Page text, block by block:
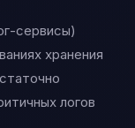
сервисы)
хранения
логов